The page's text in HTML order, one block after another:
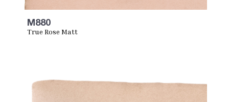
M880
True Rose Matt